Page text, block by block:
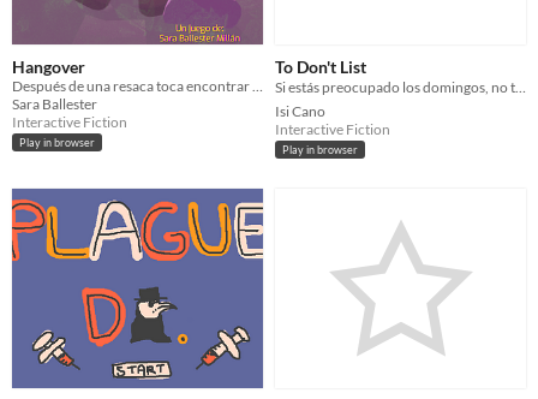
Hangover
Después de una resaca toca encontrar tus bragas...
Sara Ballester
Interactive Fiction
Play in browser
To Don't List
Si estás preocupado los domingos, no te preocupes y haz una lista. ☑️
Isi Cano
Interactive Fiction
Play in browser